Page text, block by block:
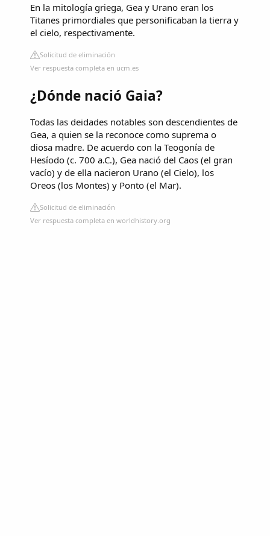
En la mitología griega, Gea y Urano eran los
Titanes primordiales que personificaban la tierra y
el cielo, respectivamente.
Solicitud de eliminación
Ver respuesta completa en ucm.es
¿Dónde nació Gaia?
Todas las deidades notables son descendientes de
Gea, a quien se la reconoce como suprema o
diosa madre. De acuerdo con la Teogonía de
Hesíodo (c. 700 a.C.), Gea nació del Caos (el gran
vacío) y de ella nacieron Urano (el Cielo), los
Oreos (los Montes) y Ponto (el Mar).
Solicitud de eliminación
Ver respuesta completa en worldhistory.org